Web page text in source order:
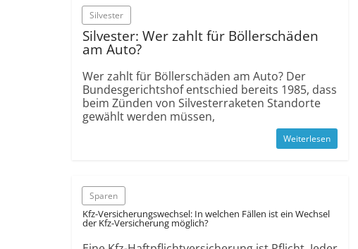
Silvester
Silvester: Wer zahlt für Böllerschäden
am Auto?
Wer zahlt für Böllerschäden am Auto? Der
Bundesgerichtshof entschied bereits 1985, dass
beim Zünden von Silvesterraketen Standorte
gewählt werden müssen,
Weiterlesen
Sparen
Kfz-Versicherungswechsel: In welchen Fällen ist ein Wechsel
der Kfz-Versicherung möglich?